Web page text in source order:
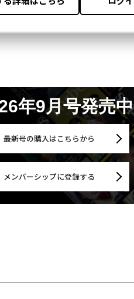
年9月号発売中
最新号の購入はこちらから
メンバーシップに登録する